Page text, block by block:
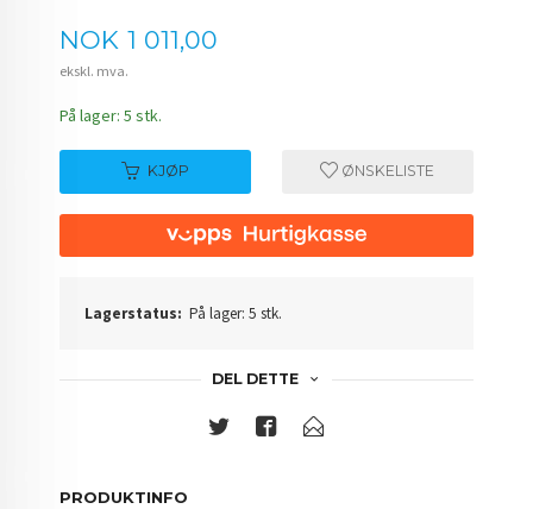
Pris
NOK 1 011,00
ekskl. mva.
På lager: 5 stk.
KJØP ØNSKELISTE
Lagerstatus: På lager: 5 stk.
DEL DETTE
PRODUKTINFO